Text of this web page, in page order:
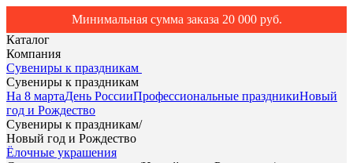
Минимальная сумма заказа 20 000 руб.
Каталог
Компания
Сувениры к праздникам
Сувениры к праздникам
На 8 мартаДень РоссииПрофессиональные праздникиНовый
год и Рождество
Сувениры к праздникам/
Новый год и Рождество
Ёлочные украшения